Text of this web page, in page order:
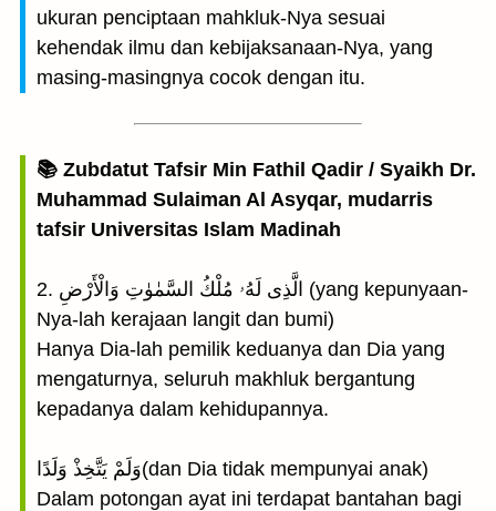
ukuran penciptaan mahkluk-Nya sesuai
kehendak ilmu dan kebijaksanaan-Nya, yang
masing-masingnya cocok dengan itu.
📚 Zubdatut Tafsir Min Fathil Qadir / Syaikh Dr.
Muhammad Sulaiman Al Asyqar, mudarris
tafsir Universitas Islam Madinah
2. الَّذِى لَهُۥ مُلْكُ السَّمٰوٰتِ وَالْأَرْضِ (yang kepunyaan-
Nya-lah kerajaan langit dan bumi)
Hanya Dia-lah pemilik keduanya dan Dia yang
mengaturnya, seluruh makhluk bergantung
kepadanya dalam kehidupannya.
وَلَمْ يَتَّخِذْ وَلَدًا(dan Dia tidak mempunyai anak)
Dalam potongan ayat ini terdapat bantahan bagi